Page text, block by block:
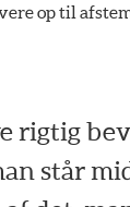
op til
rigtig
står